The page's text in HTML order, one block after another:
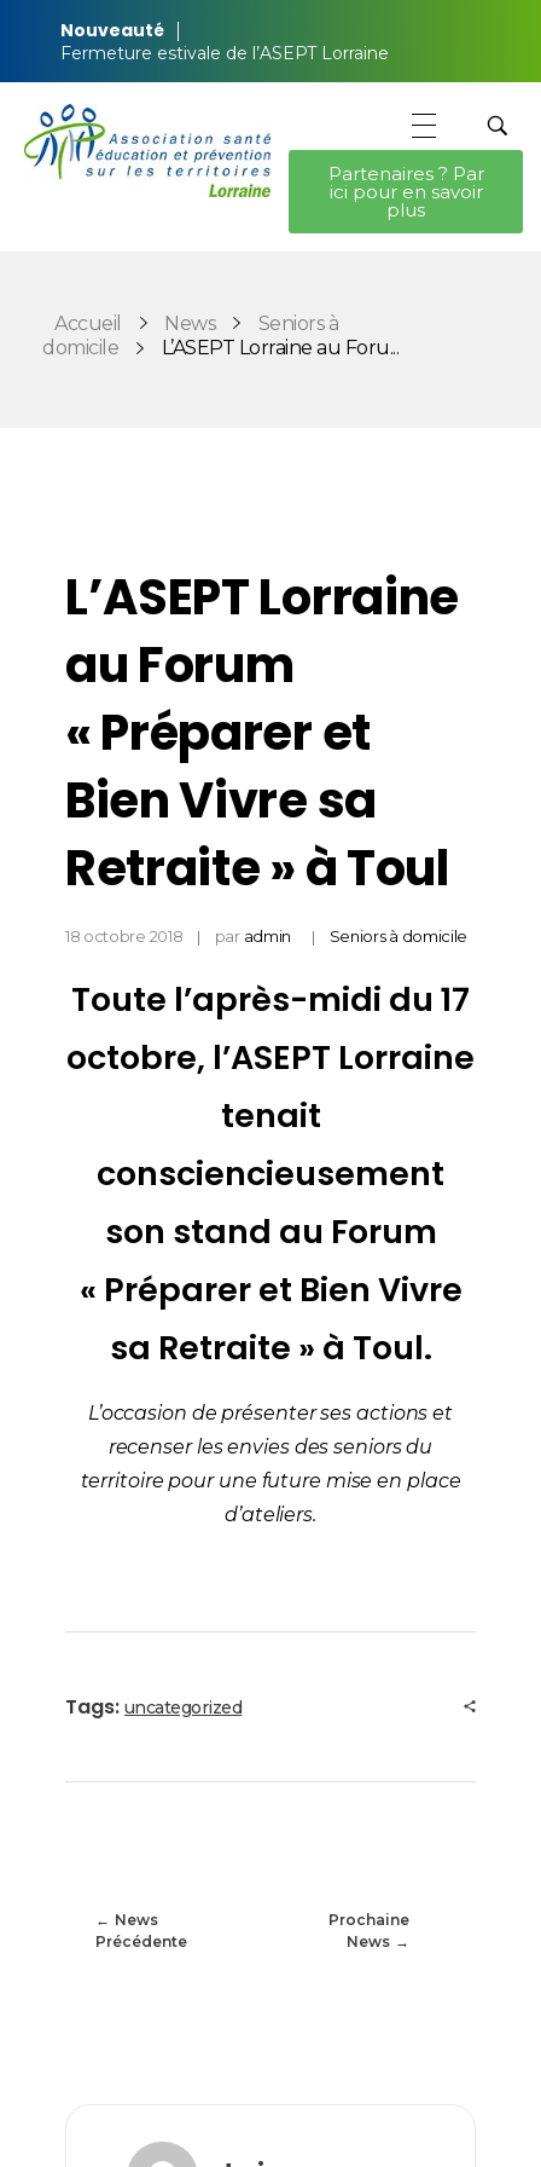
Nouveauté
Fermeture estivale de l’ASEPT Lorraine
Partenaires ? Par
ici pour en savoir
plus
Accueil News
Seniors à
domicile
L’ASEPT Lorraine au Foru...
L’ASEPT Lorraine
au Forum
« Préparer et
Bien Vivre sa
Retraite » à Toul
18 octobre 2018 par admin Seniors à domicile
Toute l’après-midi du 17
octobre, l’ASEPT Lorraine
tenait
consciencieusement
son stand au Forum
« Préparer et Bien Vivre
sa Retraite » à Toul.
L’occasion de présenter ses actions et
recenser les envies des seniors du
territoire pour une future mise en place
d’ateliers.
Tags: uncategorized
News
Précédente
Prochaine
News